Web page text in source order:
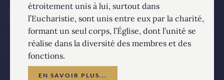
étroitement unis à lui, surtout dans
l’Eucharistie, sont unis entre eux par la charité,
formant un seul corps, l’Église, dont l’unité se
réalise dans la diversité des membres et des
fonctions.
EN SAVOIR PLUS...